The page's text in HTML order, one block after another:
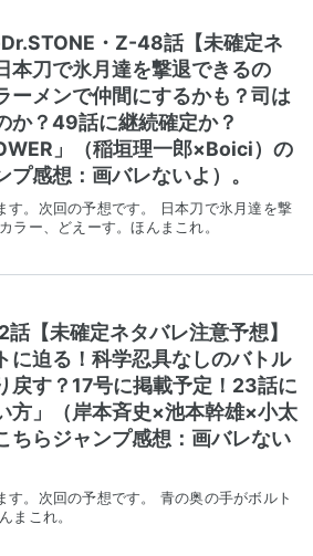
・Z-48話【未確定ネ
本刀で氷月達を撃退できるの
ーメンで仲間にするかも？司は
か？49話に継続確定か？
」（稲垣理一郎×Boici）の
感想：画バレないよ）。
す。次回の予想です。 日本刀で氷月達を撃
ラー、どえーす。ほんまこれ。
【未確定ネタバレ注意予想】
に迫る！科学忍具なしのバトル
戻す？17号に掲載予定！23話に
方」（岸本斉史×池本幹雄×小太
ちらジャンプ感想：画バレない
す。次回の予想です。 青の奥の手がボルト
まこれ。